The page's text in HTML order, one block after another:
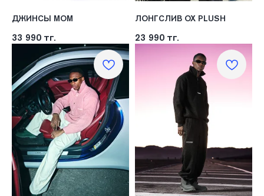
ДЖИНСЫ МОМ
33 990 тг.
ЛОНГСЛИВ OX PLUSH
23 990 тг.